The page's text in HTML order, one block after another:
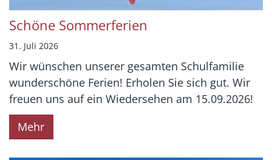
Schöne Sommerferien
31. Juli 2026
Wir wünschen unserer gesamten Schulfamilie
wunderschöne Ferien! Erholen Sie sich gut. Wir
freuen uns auf ein Wiedersehen am 15.09.2026!
Mehr